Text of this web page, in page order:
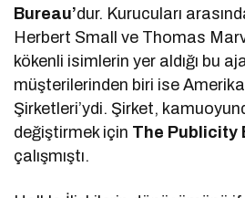
Bureau’dur. Kurucuları
Herbert Small ve Thomas
kökenli isimlerin yer aldığı bu
müşterilerinden biri ise
Şirketleri’ydi. Şirket,
değiştirmek için The Publicity
çalışmıştı.